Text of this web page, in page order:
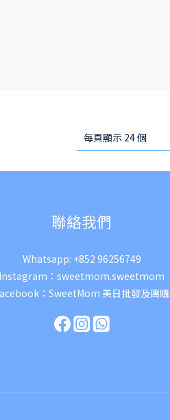
每頁顯示 24 個
聯絡我們
Whatsapp: +852 96256749
Instagram： sweetmom.sweetmom
： SweetMom 美日批發及團購